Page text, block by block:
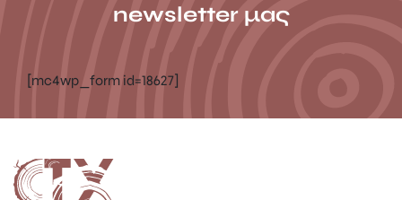
newsletter μας
[mc4wp_form id=18627]